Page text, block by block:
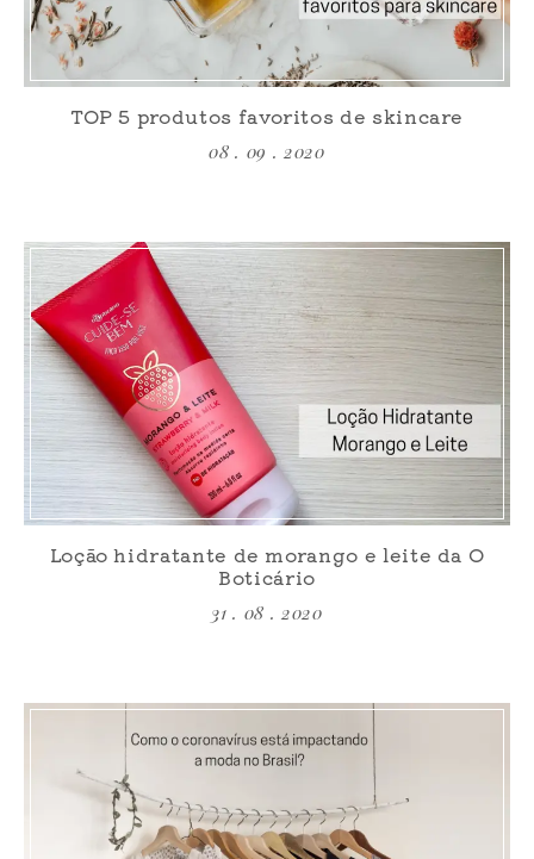
TOP 5 produtos favoritos de skincare
08 . 09 . 2020
Loção hidratante de morango e leite da O
Boticário
31 . 08 . 2020